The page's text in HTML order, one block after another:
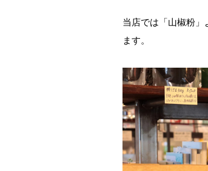
当店では「山椒粉
ます。